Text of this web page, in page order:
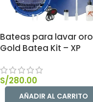
Bateas para lavar oro
Gold Batea Kit – XP
S/280.00
AÑADIR AL CARRITO